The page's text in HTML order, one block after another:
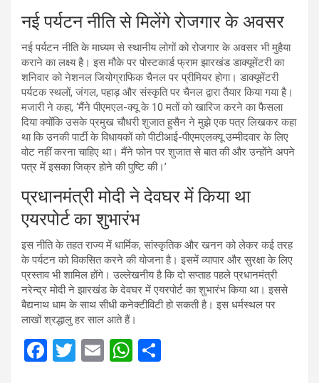
नई पर्यटन नीति से मिलेंगे रोजगार के अवसर
नई पर्यटन नीति के माध्यम से स्थानीय लोगों को रोजगार के अवसर भी मुहैया
कराने का लक्ष्य है। इस मौके पर पोस्टकार्ड फ्राम झारखंड डाक्यूमेंटरी का
शनिवार को नेशनल जियोग्राफिक चैनल पर प्रीमियर होगा। डाक्यूमेंटरी
पर्यटक स्थलों, जंगल, पहाड़ और संस्कृति पर चैनल द्वारा तैयार किया गया है।
मजारी ने कहा, ‘मैंने पीएमएल-क्यू के 10 मतों को खारिज करने का फैसला
दिया क्योंकि उसके प्रमुख चौधरी शुजात हुसैन ने मुझे एक पत्र लिखकर कहा
था कि उनकी पार्टी के विधायकों को पीटीआई-पीएमएलक्यू उम्मीदवार के लिए
वोट नहीं करना चाहिए था। मैंने फोन पर शुजात से बात की और उन्होंने अपने
पत्र में इसका जिक्र होने की पुष्टि की।’
प्रधानमंत्री मोदी ने देवघर में किया था
एयरपोर्ट का शुभारंभ
इस नीति के तहत राज्य में धार्मिक, सांस्कृतिक और खनन को लेकर कई तरह
के पर्यटन को विकसित करने की योजना है। इसमें व्यापार और सुरक्षा के लिए
प्रस्ताव भी शामिल होंगे। उल्लेखनीय है कि दो सप्ताह पहले प्रधानमंत्री
नरेन्द्र मोदी ने झारखंड के देवघर में एयरपोर्ट का शुभारंभ किया था। इससे
बैद्यनाथ धाम के साथ सीधी कनेक्टीविटी हो सकती है। इस धर्मस्थल पर
लाखों श्रद्धालु हर साल आते हैं।
F
T
E
W